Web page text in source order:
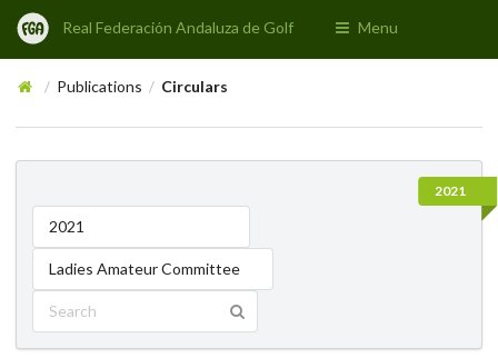
Real Federación Andaluza de Golf Menu
/ Publications / Circulars
2021
2021
Ladies Amateur Committee